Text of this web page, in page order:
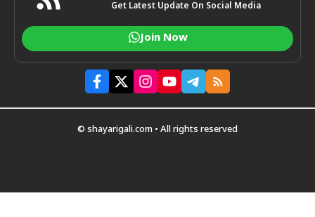
Get Latest Update On Social Media
Join Now
© shayarigali.com • All rights reserved